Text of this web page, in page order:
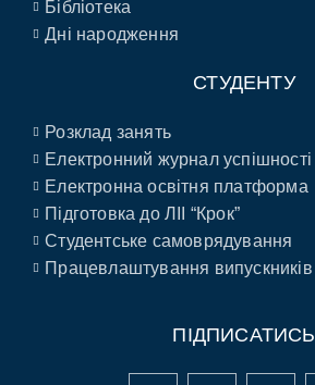
Бібліотека
Дні народження
СТУДЕНТУ
Розклад занять
Електронний журнал успішності
Електронна освітня платформа
Підготовка до ЛІІ “Крок”
Студентське самоврядування
Працевлаштування випускників
ПІДПИСАТИСЬ